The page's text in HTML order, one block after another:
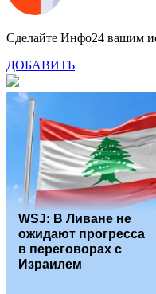
Сделайте Инфо24 вашим
ДОБАВИТЬ
WSJ: В Ливане не
ожидают прогресса
в переговорах с
Израилем